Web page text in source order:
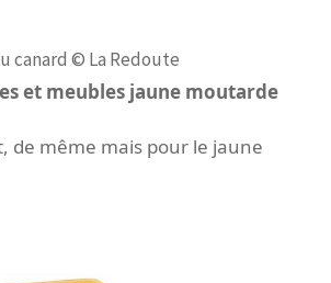
canard © La Redoute
et meubles jaune moutarde
de même mais pour le jaune